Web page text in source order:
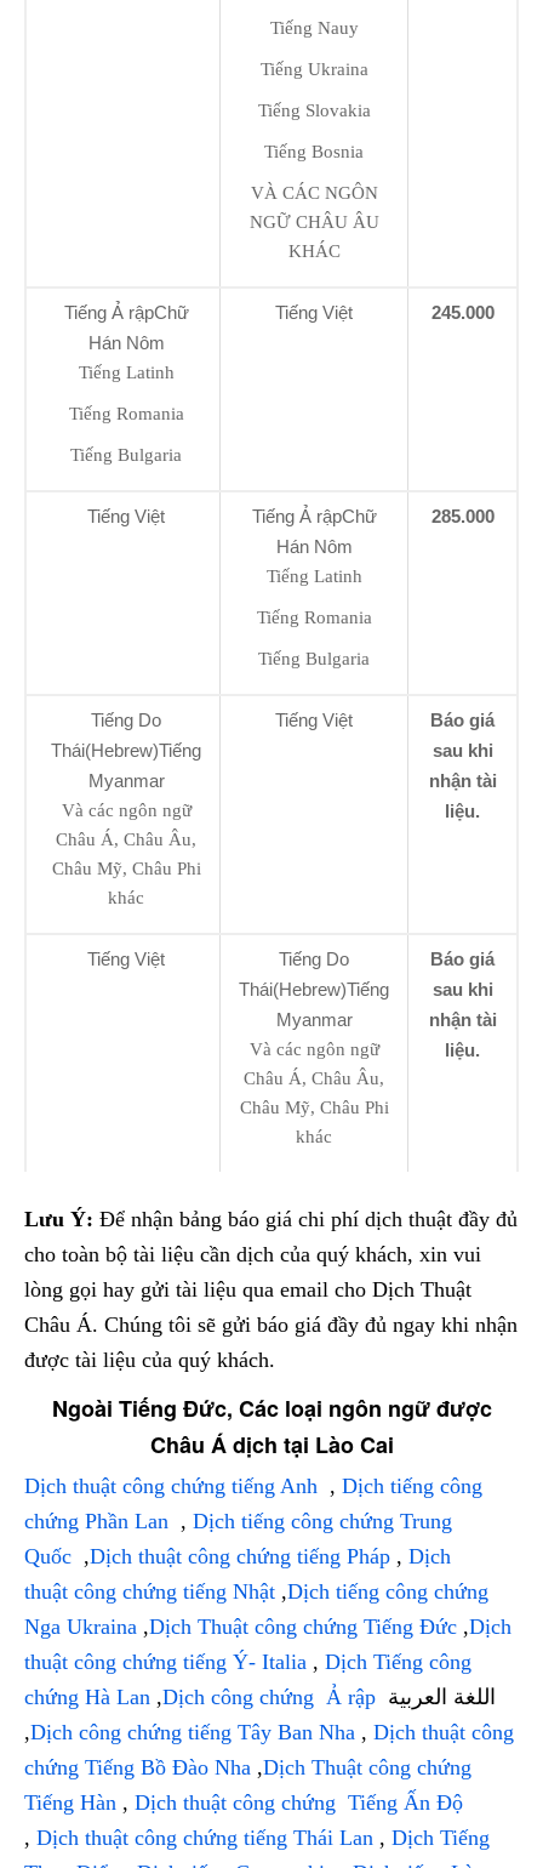
Tiếng Nauy
Tiếng Ukraina
Tiếng Slovakia
Tiếng Bosnia
VÀ CÁC NGÔN
NGỮ CHÂU ÂU
KHÁC
Tiếng Ả rậpChữ
Hán Nôm
Tiếng Latinh
Tiếng Romania
Tiếng Bulgaria
Tiếng Việt 245.000
Tiếng Việt
Tiếng Ả rậpChữ
Hán Nôm
Tiếng Latinh
Tiếng Romania
Tiếng Bulgaria
285.000
Tiếng Do
Thái(Hebrew)Tiếng
Myanmar
Và các ngôn ngữ
Châu Á, Châu Âu,
Châu Mỹ, Châu Phi
khác
Tiếng Việt
Báo giá
sau khi
nhận tài
liệu.
Tiếng Việt
Tiếng Do
Thái(Hebrew)Tiếng
Myanmar
Và các ngôn ngữ
Châu Á, Châu Âu,
Châu Mỹ, Châu Phi
khác
Báo giá
sau khi
nhận tài
liệu.
Lưu Ý: Để nhận bảng báo giá chi phí dịch thuật đầy đủ
cho toàn bộ tài liệu cần dịch của quý khách, xin vui
lòng gọi hay gửi tài liệu qua email cho Dịch Thuật
Châu Á. Chúng tôi sẽ gửi báo giá đầy đủ ngay khi nhận
được tài liệu của quý khách.
Ngoài Tiếng Đức, Các loại ngôn ngữ được
Châu Á dịch tại Lào Cai
Dịch thuật công chứng tiếng Anh , Dịch tiếng công
chứng Phần Lan , Dịch tiếng công chứng Trung
Quốc ,Dịch thuật công chứng tiếng Pháp , Dịch
thuật công chứng tiếng Nhật ,Dịch tiếng công chứng
Nga Ukraina ,Dịch Thuật công chứng Tiếng Đức ,Dịch
thuật công chứng tiếng Ý- Italia , Dịch Tiếng công
chứng Hà Lan ,Dịch công chứng Ả rập
,Dịch công chứng tiếng Tây Ban Nha , Dịch thuật công
chứng Tiếng Bồ Đào Nha ,Dịch Thuật công chứng
Tiếng Hàn , Dịch thuật công chứng Tiếng Ấn Độ
, Dịch thuật công chứng tiếng Thái Lan , Dịch Tiếng